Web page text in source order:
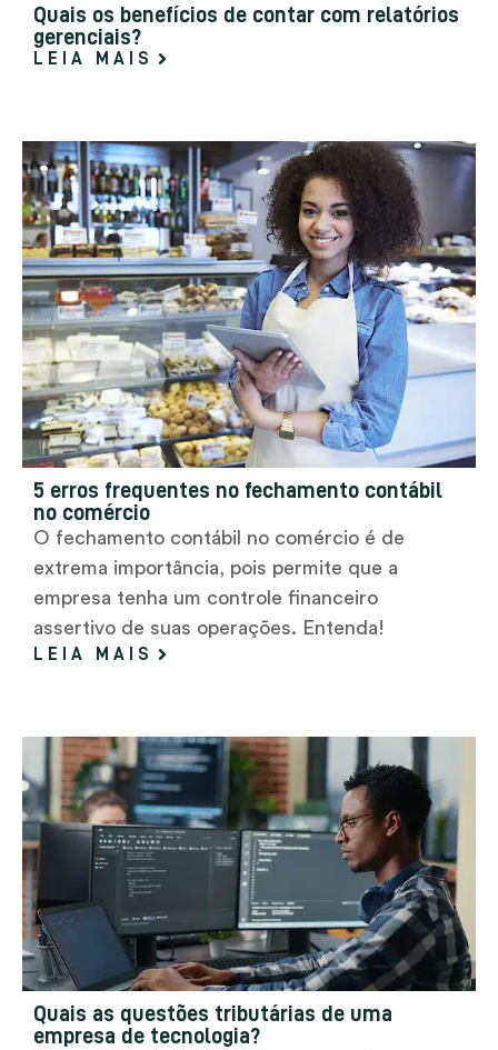
Quais os benefícios de contar com relatórios
gerenciais?
LEIA MAIS
5 erros frequentes no fechamento contábil
no comércio
O fechamento contábil no comércio é de
extrema importância, pois permite que a
empresa tenha um controle financeiro
assertivo de suas operações. Entenda!
LEIA MAIS
Quais as questões tributárias de uma
empresa de tecnologia?